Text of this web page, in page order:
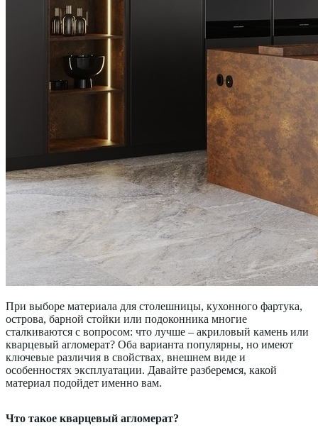
При выборе материала для столешницы, кухонного фартука,
острова, барной стойки или подоконника многие
сталкиваются с вопросом: что лучше – акриловый камень или
кварцевый агломерат? Оба варианта популярны, но имеют
ключевые различия в свойствах, внешнем виде и
особенностях эксплуатации. Давайте разберемся, какой
материал подойдет именно вам.
Что такое кварцевый агломерат?